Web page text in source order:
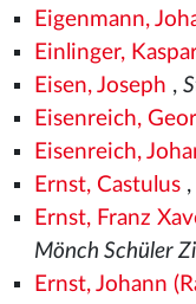
Eigenmann,
Einlinger,
Eisen, Joseph ,
Eisenreich,
Eisenreich,
Ernst, Castulus,
Ernst, Franz
Mönch Schüler
Ernst, Johann